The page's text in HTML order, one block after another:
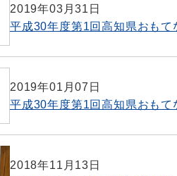
2019年03月31日
平成30年度第1回高知県おも
2019年01月07日
平成30年度第1回高知県おも
2018年11月13日